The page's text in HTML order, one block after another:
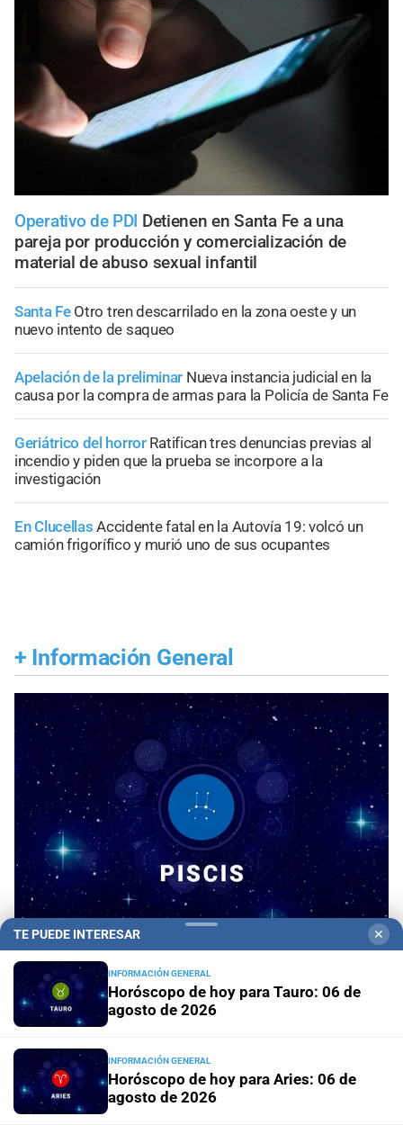
Operativo de PDI Detienen en Santa Fe a una
pareja por producción y comercialización de
material de abuso sexual infantil
Santa Fe Otro tren descarrilado en la zona oeste y un
nuevo intento de saqueo
Apelación de la preliminar Nueva instancia judicial en la
causa por la compra de armas para la Policía de Santa Fe
Geriátrico del horror Ratifican tres denuncias previas al
incendio y piden que la prueba se incorpore a la
investigación
En Clucellas Accidente fatal en la Autovía 19: volcó un
camión frigorífico y murió uno de sus ocupantes
+ Información General
Horóscopo del día Horóscopo de hoy para Piscis:
06 de agosto de 2026
de agosto de 2026
Horóscopo del díaHoróscopo de hoy para Capricornio:
TE PUEDE INTERESAR ✕
INFORMACIÓN GENERAL
Horóscopo de hoy para Tauro: 06 de
agosto de 2026
INFORMACIÓN GENERAL
Horóscopo de hoy para Aries: 06 de
agosto de 2026